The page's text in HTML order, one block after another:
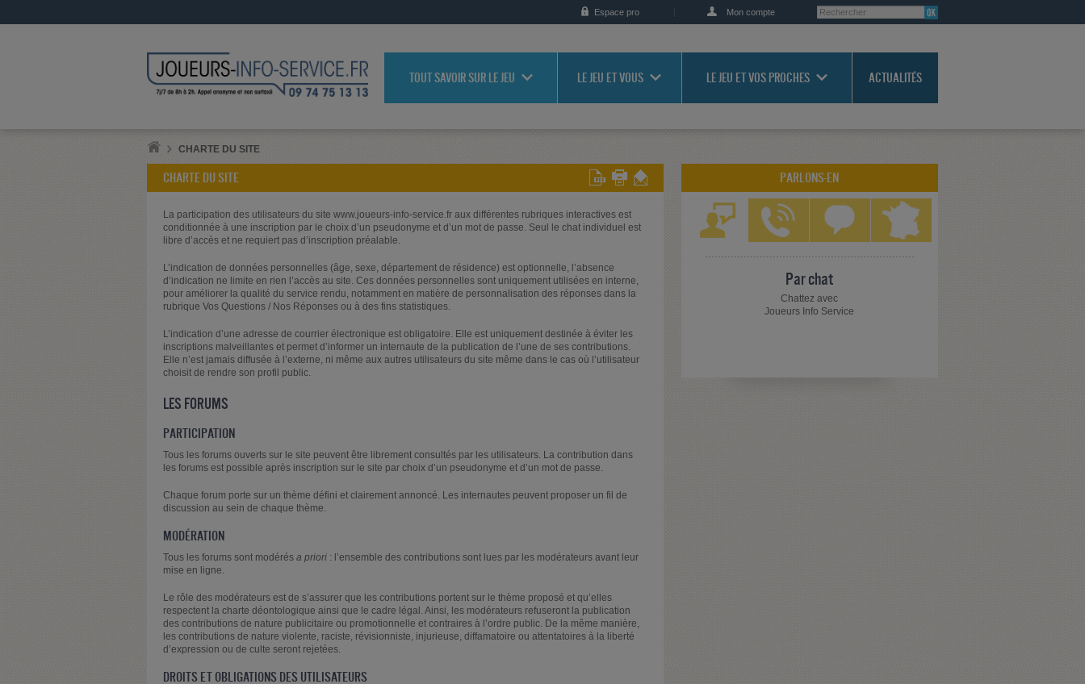
Espace pro Mon compte
TOUT SAVOIR SUR LE JEU LE JEU ET VOUS LE JEU ET VOS PROCHES ACTUALITÉS
CHARTE DU SITE
CHARTE DU SITE
La participation des utilisateurs du site www.joueurs-info-service.fr aux différentes rubriques interactives est
conditionnée à une inscription par le choix d’un pseudonyme et d’un mot de passe. Seul le chat individuel est
libre d’accès et ne requiert pas d’inscription préalable.
L’indication de données personnelles (âge, sexe, département de résidence) est optionnelle, l’absence
d’indication ne limite en rien l’accès au site. Ces données personnelles sont uniquement utilisées en interne,
pour améliorer la qualité du service rendu, notamment en matière de personnalisation des réponses dans la
rubrique Vos Questions / Nos Réponses ou à des fins statistiques.
L’indication d’une adresse de courrier électronique est obligatoire. Elle est uniquement destinée à éviter les
inscriptions malveillantes et permet d’informer un internaute de la publication de l’une de ses contributions.
Elle n’est jamais diffusée à l’externe, ni même aux autres utilisateurs du site même dans le cas où l’utilisateur
choisit de rendre son profil public.
LES FORUMS
PARTICIPATION
Tous les forums ouverts sur le site peuvent être librement consultés par les utilisateurs. La contribution dans
les forums est possible après inscription sur le site par choix d’un pseudonyme et d’un mot de passe.
Chaque forum porte sur un thème défini et clairement annoncé. Les internautes peuvent proposer un fil de
discussion au sein de chaque thème.
MODÉRATION
Tous les forums sont modérés a priori : l’ensemble des contributions sont lues par les modérateurs avant leur
mise en ligne.
Le rôle des modérateurs est de s’assurer que les contributions portent sur le thème proposé et qu’elles
respectent la charte déontologique ainsi que le cadre légal. Ainsi, les modérateurs refuseront la publication
des contributions de nature publicitaire ou promotionnelle et contraires à l’ordre public. De la même manière,
les contributions de nature violente, raciste, révisionniste, injurieuse, diffamatoire ou attentatoires à la liberté
d’expression ou de culte seront rejetées.
DROITS ET OBLIGATIONS DES UTILISATEURS
PARLONS-EN
Par chat
Chattez avec
Joueurs Info Service